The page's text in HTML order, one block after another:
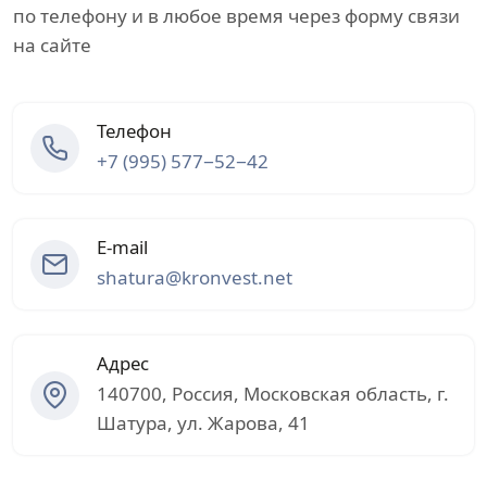
по телефону и в любое время через форму связи
на сайте
Телефон
+7 (995) 577−52−42
E-mail
shatura@kronvest.net
Адрес
140700, Россия, Московская область, г.
Шатура, ул. Жарова, 41